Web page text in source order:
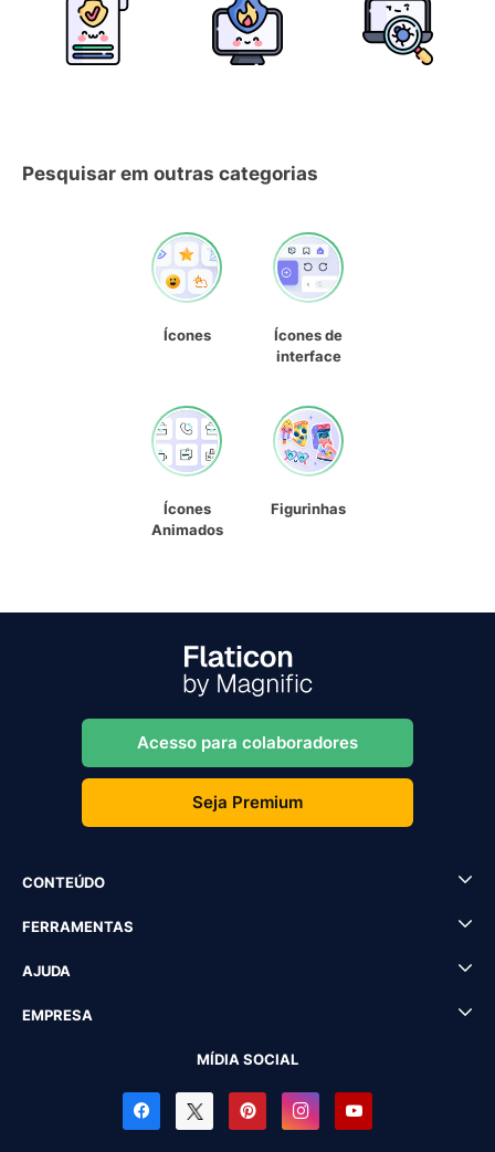
Pesquisar em outras categorias
Ícones
Ícones de
interface
Ícones
Animados
Figurinhas
Acesso para colaboradores
Seja Premium
CONTEÚDO
FERRAMENTAS
AJUDA
EMPRESA
MÍDIA SOCIAL